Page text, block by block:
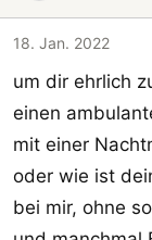
18. Jan. 2022
um dir ehrlich
einen
mit einer
oder wie ist
bei mir, ohne